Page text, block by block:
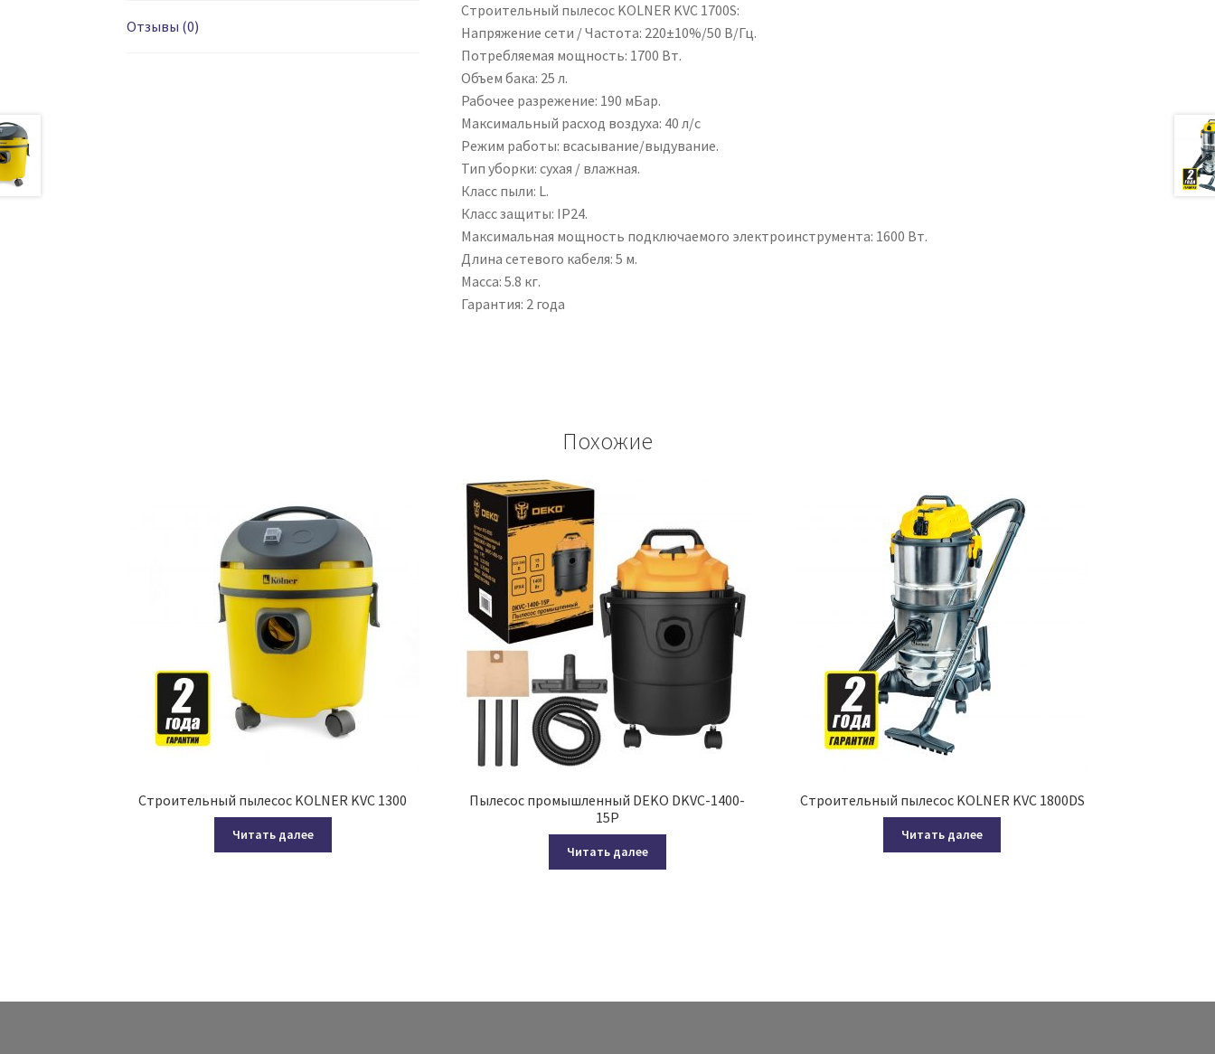
Отзывы (0)
Строительный пылесос KOLNER KVC 1700S:
Напряжение сети / Частота: 220±10%/50 В/Гц.
Потребляемая мощность: 1700 Вт.
Объем бака: 25 л.
Рабочее разрежение: 190 мБар.
Максимальный расход воздуха: 40 л/с
Режим работы: всасывание/выдувание.
Тип уборки: сухая / влажная.
Класс пыли: L.
Класс защиты: IP24.
Максимальная мощность подключаемого электроинструмента: 1600 Вт.
Длина сетевого кабеля: 5 м.
Масса: 5.8 кг.
Гарантия: 2 года
Похожие
Строительный пылесос KOLNER KVC 1300
Читать далее
Пылесос промышленный DEKO DKVC-1400-
15P
Читать далее
Строительный пылесос KOLNER KVC 1800DS
Читать далее